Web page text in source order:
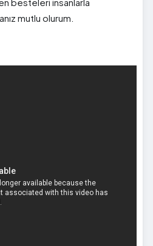
mutlu olurum.